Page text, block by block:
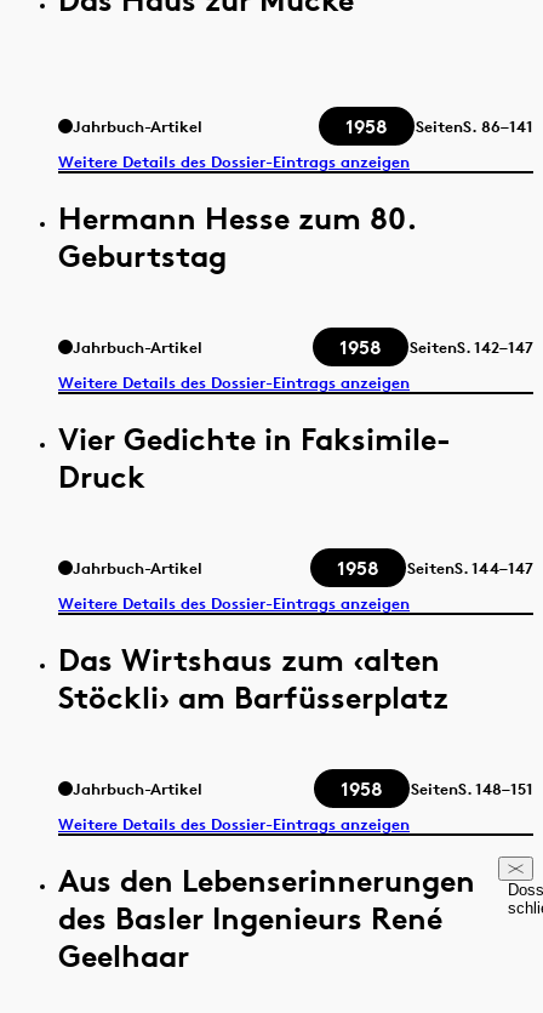
Jahrbuch-Artikel 1958 SeitenS. 86–141
Weitere Details des Dossier-Eintrags anzeigen
Hermann Hesse zum 80.
Geburtstag
Jahrbuch-Artikel 1958 SeitenS.142–147
Weitere Details des Dossier-Eintrags anzeigen
Vier Gedichte in Faksimile-
Druck
Jahrbuch-Artikel 1958 SeitenS.144–147
Weitere Details des Dossier-Eintrags anzeigen
Das Wirtshaus zum ‹alten
Stöckli› am Barfüsserplatz
Jahrbuch-Artikel 1958 SeitenS.148–151
Weitere Details des Dossier-Eintrags anzeigen
Aus den Lebenserinnerungen
des Basler Ingenieurs René
Geelhaar